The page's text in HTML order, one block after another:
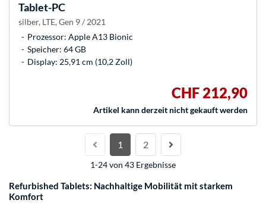
Tablet-PC
silber, LTE, Gen 9 / 2021
Prozessor: Apple A13 Bionic
Speicher: 64 GB
Display: 25,91 cm (10,2 Zoll)
CHF 212,90
Artikel kann derzeit nicht gekauft werden
1 2
1-24 von 43 Ergebnisse
Refurbished Tablets: Nachhaltige Mobilität mit starkem
Komfort